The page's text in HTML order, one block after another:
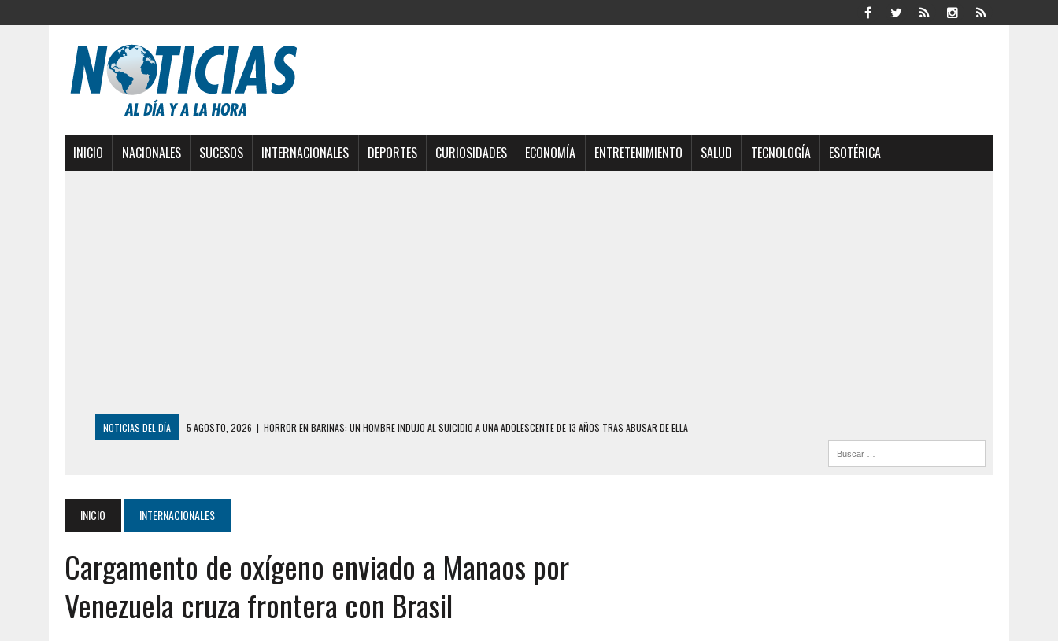
INICIO NACIONALES SUCESOS INTERNACIONALES DEPORTES CURIOSIDADES ECONOMÍA ENTRETENIMIENTO SALUD TECNOLOGÍA ESOTÉRICA
NOTICIAS DEL DÍA 5 AGOSTO, 2026 | HORROR EN BARINAS: UN HOMBRE INDUJO AL SUICIDIO A UNA ADOLESCENTE DE 13 AÑOS TRAS ABUSAR DE ELLA
2 AGOSTO, 2026 | AYUDABA A PERSONAS EN SITUACIÓN DE CALLE Y MURIÓ A MANOS DE VARIOS DE ELLOS EN MATURÍN
COLAPSÓ TECHO DE UNA VIVIENDA EN EL CENTRO DE CARACAS CON MÁS DE 20 PERSONAS ADENTRO
2 AGOSTO, 2026
FALCÓN: MUJER ATACÓ CON UN CUCHILLO A SUS HIJOS, UNO PERDIÓ LA VIDA
2 AGOSTO, 2026
CONMOCIÓN EN CHILE POR BRUTAL CRIMEN CONTRA ADOLESCENTE VENEZOLANO: AUTOR MATERIAL SE MANTIENE EN FUGA
INICIO INTERNACIONALES
Cargamento de oxígeno enviado a Manaos por
Venezuela cruza frontera con Brasil